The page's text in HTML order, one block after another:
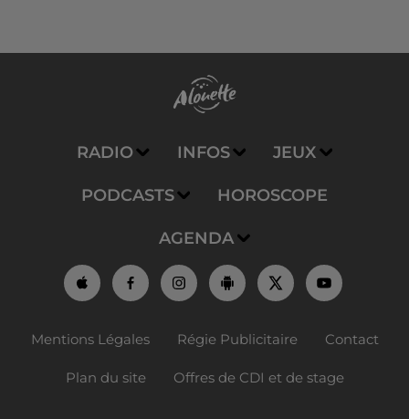
RADIO INFOS JEUX
PODCASTS HOROSCOPE
AGENDA
Mentions Légales Régie Publicitaire Contact
Plan du site Offres de CDI et de stage